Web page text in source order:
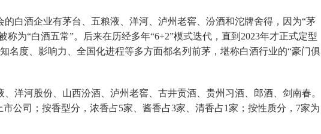
白酒企业有茅台、五粮液、洋河、泸州老窖、汾酒和沱牌舍得，因为“茅
为“白酒五常”。后来在历经多年“6+2”模式迭代，直到2023年才正式定型
名度、影响力、全国化进程等多方面都名列前茅，堪称白酒行业的“豪门俱
洋河股份、山西汾酒、泸州老窖、古井贡酒、贵州习酒、郎酒、剑南春。
公司；按香型分，浓香占5家、酱香占3家、清香占1家；按性质分，7家为